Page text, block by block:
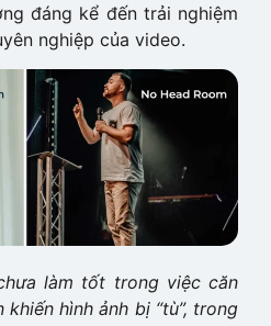
đáng kể đến trải nghiệm
nghiệp của video.
làm tốt trong việc căn
hình ảnh bị “tù”, trong